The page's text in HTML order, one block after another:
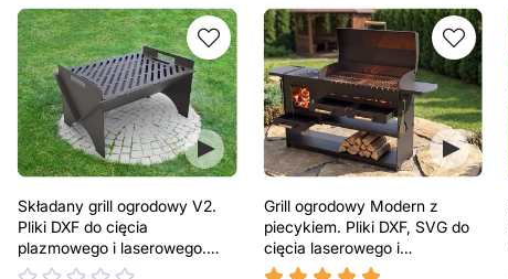
Składany grill ogrodowy V2.
Pliki DXF do cięcia
plazmowego i laserowego.
Przenośny grill BBQ
Grill ogrodowy Modern z
piecykiem. Pliki DXF, SVG do
cięcia laserowego i
plazmowego